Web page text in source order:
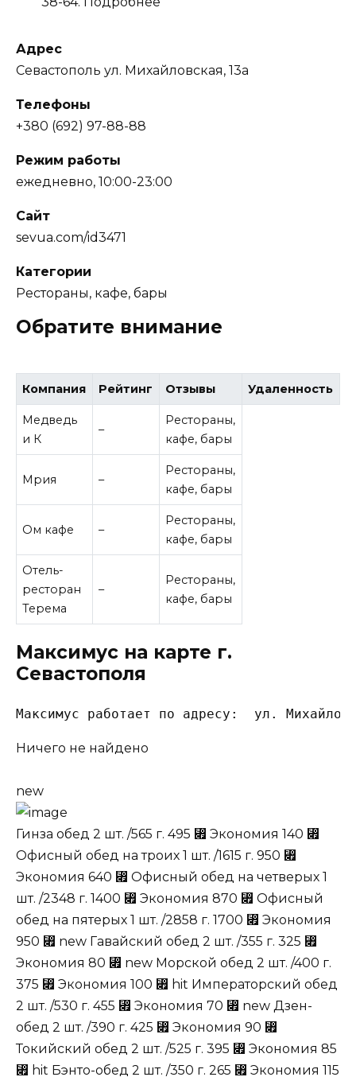
Адрес
Севастополь ул. Михайловская, 13а
Телефоны
+380 (692) 97-88-88
Режим работы
ежедневно, 10:00-23:00
Сайт
sevua.com/id3471
Категории
Рестораны, кафе, бары
Обратите внимание
Компания Рейтинг Отзывы Удаленность
Медведь
и К
–
Рестораны,
кафе, бары
Мрия –
Рестораны,
кафе, бары
Ом кафе –
Рестораны,
кафе, бары
Отель-
ресторан
Терема
–
Рестораны,
кафе, бары
Максимус на карте г.
Севастополя
Максимус работает по адресу:  ул.
Ничего не найдено
new
Гинза обед 2 шт. /565 г. 495 ⃏ Экономия 140 ⃏
Офисный обед на троих 1 шт. /1615 г. 950 ⃏
Экономия 640 ⃏ Офисный обед на четверых 1
шт. /2348 г. 1400 ⃏ Экономия 870 ⃏ Офисный
обед на пятерых 1 шт. /2858 г. 1700 ⃏ Экономия
950 ⃏ new Гавайский обед 2 шт. /355 г. 325 ⃏
Экономия 80 ⃏ new Морской обед 2 шт. /400 г.
375 ⃏ Экономия 100 ⃏ hit Императорский обед
2 шт. /530 г. 455 ⃏ Экономия 70 ⃏ new Дзен-
обед 2 шт. /390 г. 425 ⃏ Экономия 90 ⃏
Токийский обед 2 шт. /525 г. 395 ⃏ Экономия 85
⃏ hit Бэнто-обед 2 шт. /350 г. 265 ⃏ Экономия 115